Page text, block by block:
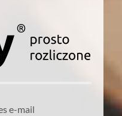
e-mail